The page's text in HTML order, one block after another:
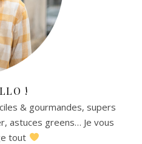
!
& gourmandes, supers
astuces greens… Je vous
tout